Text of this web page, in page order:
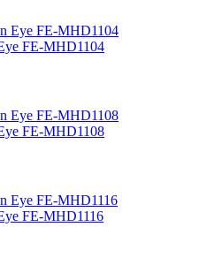
FE-MHD1104
FE-MHD1108
FE-MHD1116